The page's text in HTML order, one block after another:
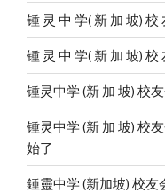
锺 灵 中 学( 新 加 坡) 校
锺 灵 中 学( 新 加 坡) 校
锺灵中学 (新 加 坡) 校
锺灵中学 (新 加 坡) 校
始了
鍾靈中学 (新加坡) 校